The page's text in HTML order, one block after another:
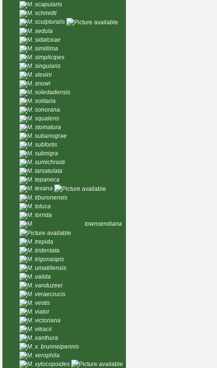
M. scapularis
M. schmidti
M. sculpturalis
M. sedula
M. sidalceae
M. simillima
M. simplicipes
M. singularis
M. slevini
M. snowi
M. soledadensis
M. solitaria
M. sonorana
M. squalens
M. stomatura
M. subanograe
M. subfortis
M. subnigra
M. sumichrasti
M. tarsatulata
M. tepaneca
M. texana
M. tiburonensis
M. toluca
M. torrida
M. townsendiana
M. trepida
M. tridentata
M. trigonaspis
M. umatillensis
M. valida
M. vanduzeei
M. veraecrucis
M. vestis
M. viator
M. victoriana
M. vitracii
M. xanthura
M. x. brunneipennis
M. xerophila
M. xylocopoides